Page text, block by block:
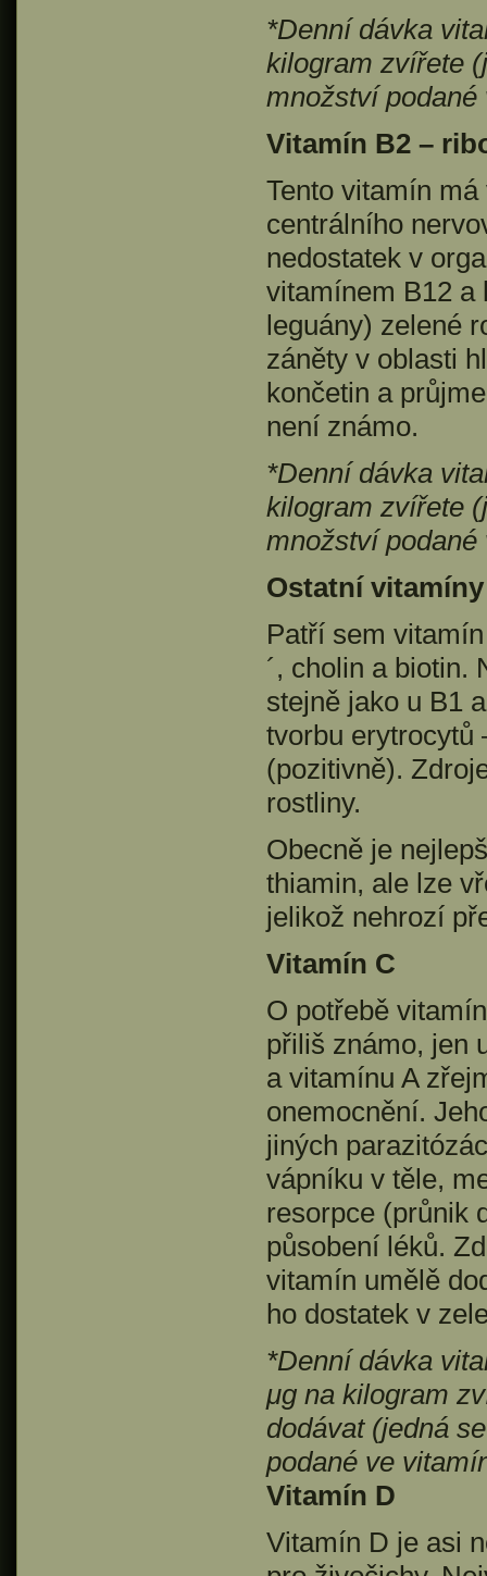
*Denní dávka
kilogram zvířete
množství
Vitamín B2 –
Tento vitamín
centrálního
nedostatek v
vitamínem B12 a
leguány) zelené
záněty v oblasti
končetin a
není známo.
*Denní dávka
kilogram zvířete
množství
Ostatní
Patří sem
´, cholin a biotin.
stejně jako u B1
tvorbu erytrocytů
(pozitivně).
rostliny.
Obecně je
thiamin, ale lze
jelikož nehrozí
Vitamín C
O potřebě
přiliš známo, jen
a vitamínu A
onemocnění.
jiných
vápníku v těle,
resorpce (průnik
působení léků.
vitamín umělě
ho dostatek v
*Denní dávka
μg na kilogram
dodávat (jedná
podané ve
Vitamín D
Vitamín D je asi